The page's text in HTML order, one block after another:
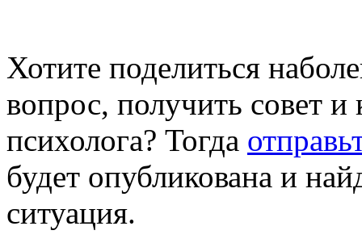
Хотите поделиться
вопрос, получить совет
психолога? Тогда
будет опубликована и
ситуация.